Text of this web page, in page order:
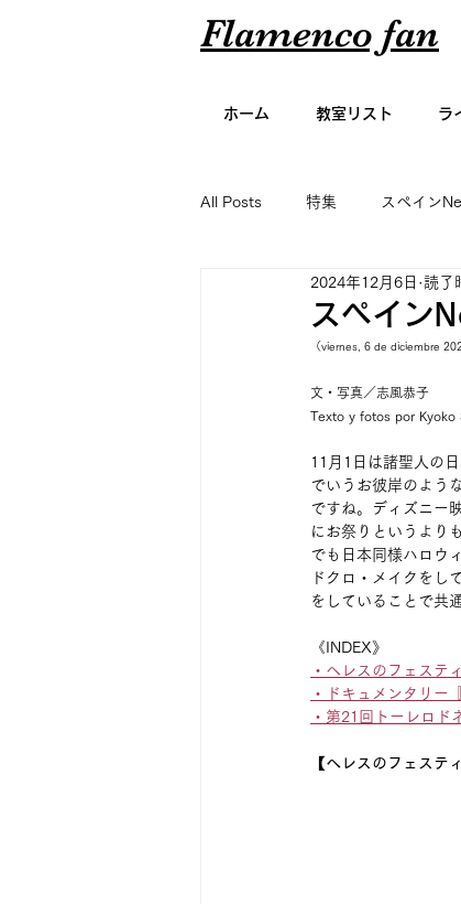
Flamenco fan
ホーム 教室リスト ラ
All Posts 特集 スペイン
アーティスト名鑑 エッセ
スペイン
2024年12月6日 読了
（viernes, 6 de diciembre
文・写真／志風恭子
Texto y fotos por Kyoko
11月1日は諸聖人の
でいうお彼岸のよう
ですね。ディズニー
にお祭りというより
でも日本同様ハロウ
ドクロ・メイクをし
をしていることで共
《INDEX》
・ヘレスのフェステ
・ドキュメンタリー
・第21回トーレロド
【ヘレスのフェステ